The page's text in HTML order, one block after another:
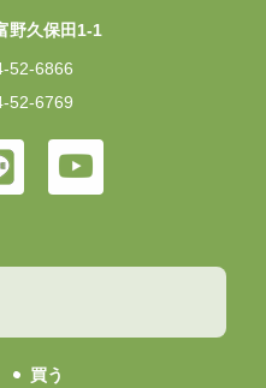
野久保田1-1
52-6866
52-6769
買う